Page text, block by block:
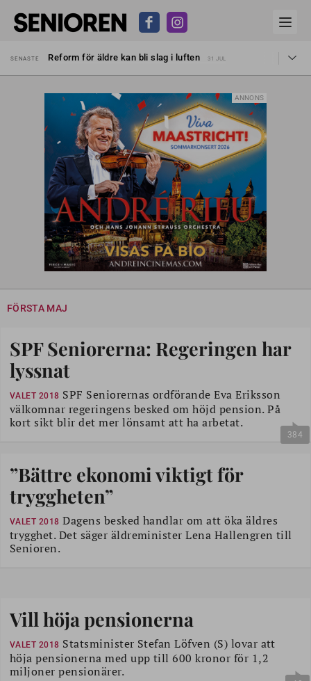
SENASTE
Reform för äldre kan bli slag i luften
31 JUL
Snart kan telefonförsäljning förbjudas i Sverige
29 JUL
Hyror rusar ifrån äldres bostadstillägg
28 JUL
Liten höjning av garantipensionen
27 JUL
Sven Hagströmer sommarpratar
26 JUL
Reform för äldre kan bli slag i luften 31 JUL
ANNONS
FÖRSTA MAJ
SPF Seniorerna: Regeringen har
lyssnat
VALET 2018 SPF Seniorernas ordförande Eva Eriksson
välkomnar regeringens besked om höjd pension. På
kort sikt blir det mer lönsamt att ha arbetat.
384
”Bättre ekonomi viktigt för
tryggheten”
VALET 2018 Dagens besked handlar om att öka äldres
trygghet. Det säger äldreminister Lena Hallengren till
Senioren.
Vill höja pensionerna
VALET 2018 Statsminister Stefan Löfven (S) lovar att
höja pensionerna med upp till 600 kronor för 1,2
miljoner pensionärer.